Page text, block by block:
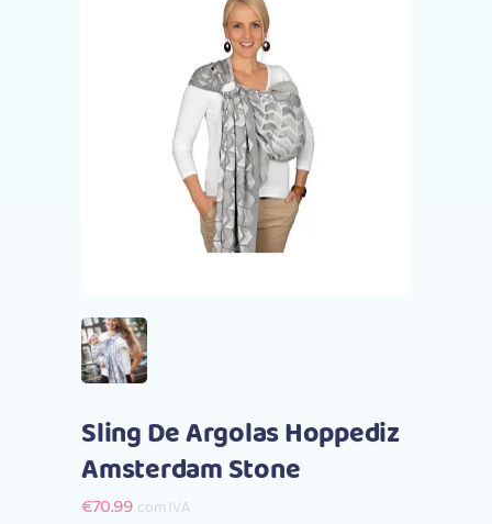
Sling De Argolas Hoppediz
Amsterdam Stone
€70.99 com IVA